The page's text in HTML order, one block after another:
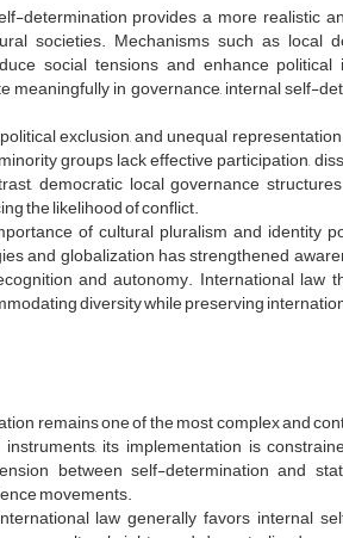
determination provides a more realistic
societies. Mechanisms such as local
social tensions and enhance
meaningfully in governance, internal self-
exclusion, and unequal
groups lack effective participation,
democratic local governance
the likelihood of conflict.
of cultural pluralism and identity
and globalization has strengthened
and autonomy. International law
diversity while preserving
remains one of the most complex and
its implementation is
between self-determination and
movements.
law generally favors internal